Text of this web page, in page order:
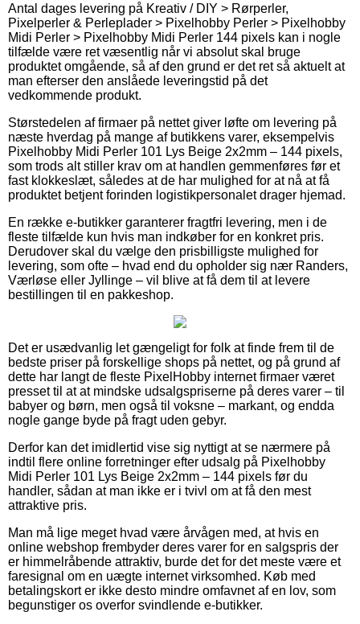
Antal dages levering på Kreativ / DIY > Rørperler,
Pixelperler & Perleplader > Pixelhobby Perler > Pixelhobby
Midi Perler > Pixelhobby Midi Perler 144 pixels kan i nogle
tilfælde være ret væsentlig når vi absolut skal bruge
produktet omgående, så af den grund er det ret så aktuelt at
man efterser den anslåede leveringstid på det
vedkommende produkt.
Størstedelen af firmaer på nettet giver løfte om levering på
næste hverdag på mange af butikkens varer, eksempelvis
Pixelhobby Midi Perler 101 Lys Beige 2x2mm – 144 pixels,
som trods alt stiller krav om at handlen gemmenføres før et
fast klokkeslæt, således at de har mulighed for at nå at få
produktet betjent forinden logistikpersonalet drager hjemad.
En række e-butikker garanterer fragtfri levering, men i de
fleste tilfælde kun hvis man indkøber for en konkret pris.
Derudover skal du vælge den prisbilligste mulighed for
levering, som ofte – hvad end du opholder sig nær Randers,
Værløse eller Jyllinge – vil blive at få dem til at levere
bestillingen til en pakkeshop.
Det er usædvanlig let gængeligt for folk at finde frem til de
bedste priser på forskellige shops på nettet, og på grund af
dette har langt de fleste PixelHobby internet firmaer været
presset til at at mindske udsalgspriserne på deres varer – til
babyer og børn, men også til voksne – markant, og endda
nogle gange byde på fragt uden gebyr.
Derfor kan det imidlertid vise sig nyttigt at se nærmere på
indtil flere online forretninger efter udsalg på Pixelhobby
Midi Perler 101 Lys Beige 2x2mm – 144 pixels før du
handler, sådan at man ikke er i tvivl om at få den mest
attraktive pris.
Man må lige meget hvad være årvågen med, at hvis en
online webshop frembyder deres varer for en salgspris der
er himmelråbende attraktiv, burde det for det meste være et
faresignal om en uægte internet virksomhed. Køb med
betalingskort er ikke desto mindre omfavnet af en lov, som
begunstiger os overfor svindlende e-butikker.